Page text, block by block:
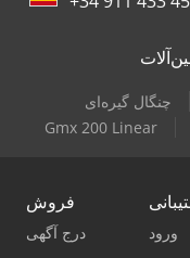
چنگال گیره‌ای
Gmx 200 Linear
فروش
درج آگهی ورود